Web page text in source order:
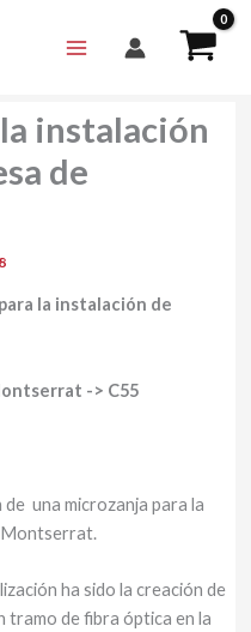
instalación
de
la instalación de
-> C55
una microzanja para la
Montserrat.
ha sido la creación de
tramo de fibra óptica en la